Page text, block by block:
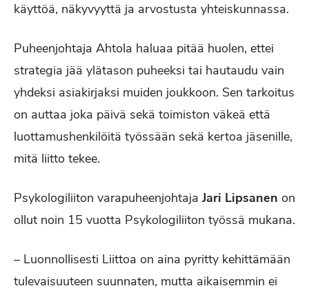
käyttöä, näkyvyyttä ja arvostusta yhteiskunnassa.
Puheenjohtaja Ahtola haluaa pitää huolen, ettei
strategia jää ylätason puheeksi tai hautaudu vain
yhdeksi asiakirjaksi muiden joukkoon. Sen tarkoitus
on auttaa joka päivä sekä toimiston väkeä että
luottamushenkilöitä työssään sekä kertoa jäsenille,
mitä liitto tekee.
Psykologiliiton varapuheenjohtaja Jari Lipsanen on
ollut noin 15 vuotta Psykologiliiton työssä mukana.
– Luonnollisesti Liittoa on aina pyritty kehittämään
tulevaisuuteen suunnaten, mutta aikaisemmin ei